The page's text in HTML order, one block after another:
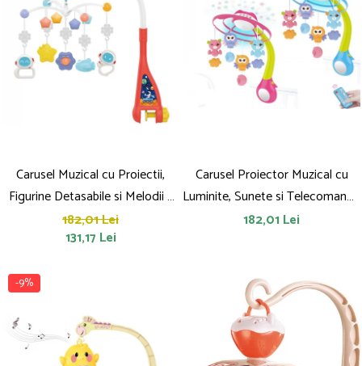
Carusel Muzical cu Proiectii,
Figurine Detasabile si Melodii –
Luminite si Rotatie 360° pentru
Patut
182,01 Lei
131,17 Lei
Carusel Proiector Muzical cu
Luminite, Sunete si Telecomanda
– 3 in 1 pentru Patut Bebelusi
182,01 Lei
-9%